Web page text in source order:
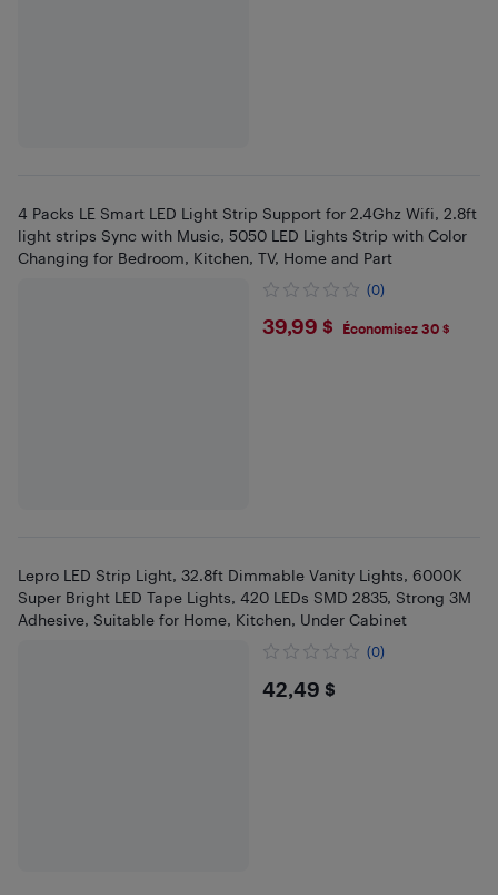
4 Packs LE Smart LED Light Strip Support for 2.4Ghz Wifi, 2.8ft
light strips Sync with Music, 5050 LED Lights Strip with Color
Changing for Bedroom, Kitchen, TV, Home and Part
(0)
$39.99
39,99 $ Économisez 30 $
Lepro LED Strip Light, 32.8ft Dimmable Vanity Lights, 6000K
Super Bright LED Tape Lights, 420 LEDs SMD 2835, Strong 3M
Adhesive, Suitable for Home, Kitchen, Under Cabinet
(0)
$42.49
42,49 $